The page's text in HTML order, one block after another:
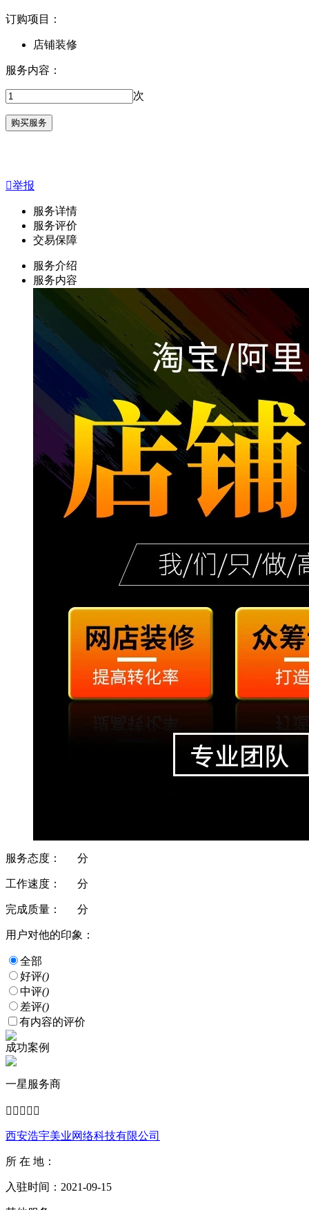
订购项目：
店铺装修
服务内容：
次
举报
服务详情
服务评价
交易保障
服务介绍
服务内容
服务态度： 分
工作速度： 分
完成质量： 分
用户对他的印象：
全部
好评()
中评()
差评()
有内容的评价
成功案例
一星服务商
    
西安浩宇美业网络科技有限公司
所 在 地：
入驻时间：2021-09-15